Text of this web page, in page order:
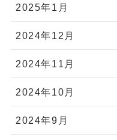
2025年1月
2024年12月
2024年11月
2024年10月
2024年9月